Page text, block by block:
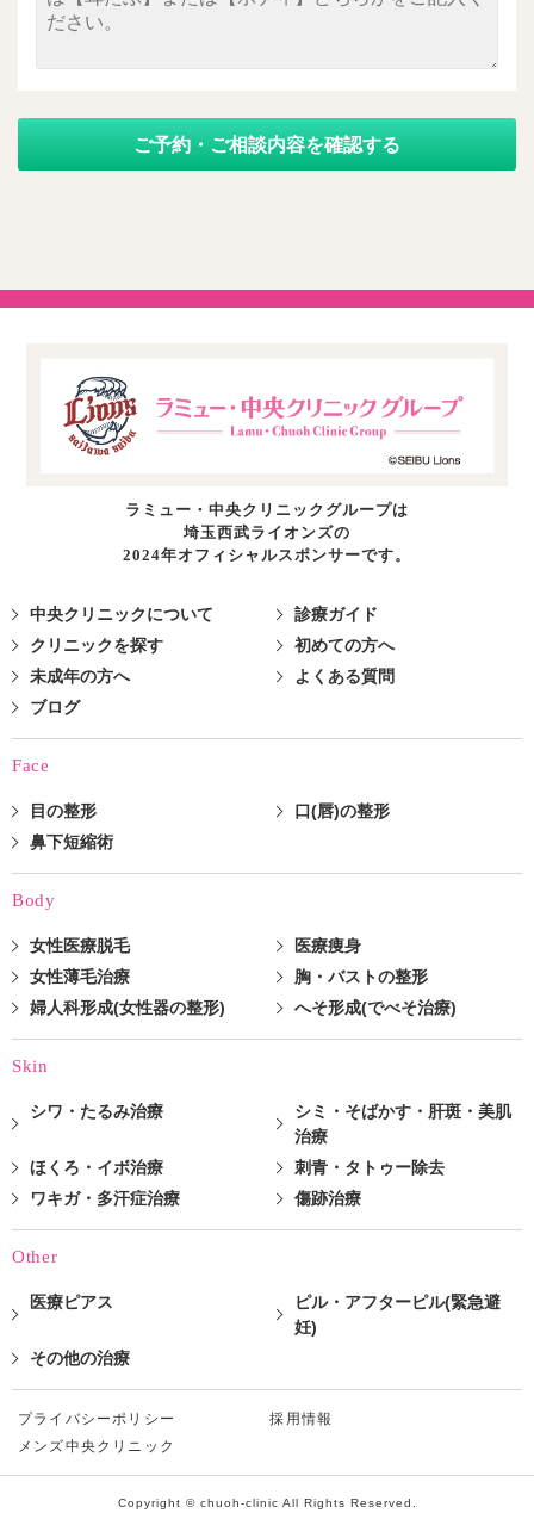
ラミュー・中央クリニックグループは
埼玉西武ライオンズの
2024年オフィシャルスポンサーです。
中央クリニックについて
診療ガイド
クリニックを探す
初めての方へ
未成年の方へ
よくある質問
ブログ
Face
目の整形
口(唇)の整形
鼻下短縮術
Body
女性医療脱毛
医療痩身
女性薄毛治療
胸・バストの整形
婦人科形成(女性器の整形)
へそ形成(でべそ治療)
Skin
シワ・たるみ治療
シミ・そばかす・肝斑・美肌
治療
ほくろ・イボ治療
刺青・タトゥー除去
ワキガ・多汗症治療
傷跡治療
Other
医療ピアス
ピル・アフターピル(緊急避
妊)
その他の治療
プライバシーポリシー
採用情報
メンズ中央クリニック
Copyright © chuoh-clinic All Rights Reserved.